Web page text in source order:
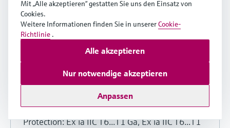
Product root: TC10-, TC12-, TC13-, TC15-,
TC61-, TC62-, TC63-,
TC65-, TC66-, TC88-, TEC420-, TM411-,
TM412-, TPC100-, TPR100-, TR10-,
TR47-, TR61-, TR62-, TR63-,
TR65-, TR66-, TR88-, TSC310-, TST310-
Region: International (IECEx)
Approval agency: DEKRA
Protection: Ex ia IIC T6...T1 Ga, Ex ia IIC T6...T1
Mit „Alle akzeptieren“ gestatten Sie uns den Einsatz von
Cookies.
Weitere Informationen finden Sie in unsererCookie-
Richtlinie .
Anpassen
Nur notwendige akzeptieren
Alle akzeptieren